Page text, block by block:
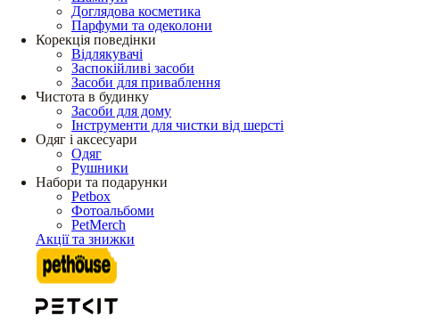
Доглядова косметика
Парфуми та одеколони
Корекція поведінки
Відлякувачі
Заспокійливі засоби
Засоби для приваблення
Чистота в будинку
Засоби для дому
Інструменти для чистки від шерсті
Одяг і аксесуари
Одяг
Рушники
Набори та подарунки
Petbox
Фотоальбоми
PetMerch
Акції та знижки